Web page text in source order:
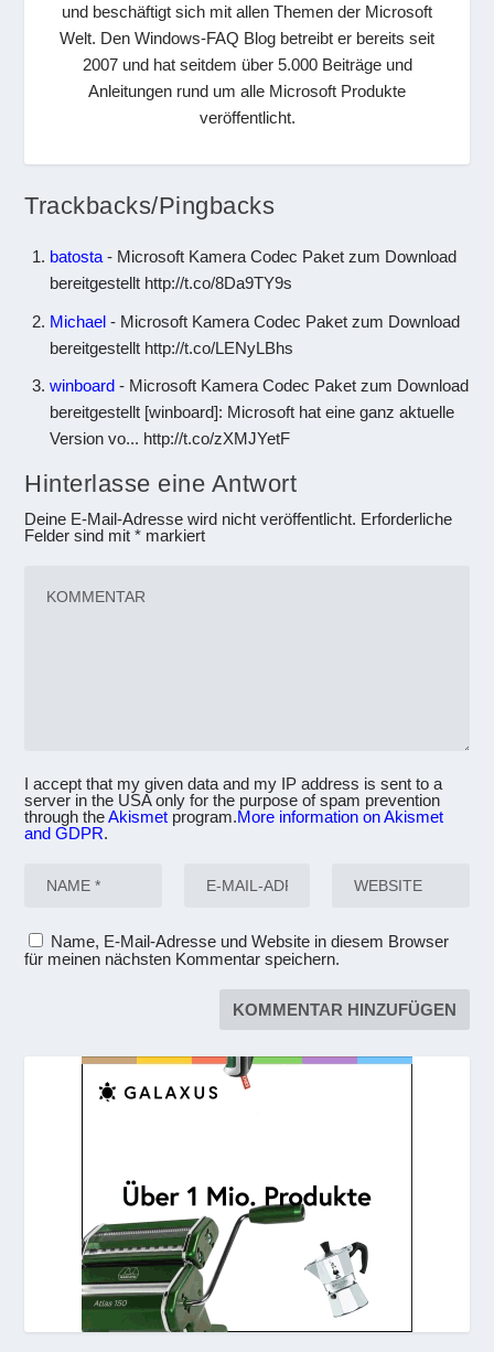
und beschäftigt sich mit allen Themen der Microsoft
Welt. Den Windows-FAQ Blog betreibt er bereits seit
2007 und hat seitdem über 5.000 Beiträge und
Anleitungen rund um alle Microsoft Produkte
veröffentlicht.
Trackbacks/Pingbacks
batosta- Microsoft Kamera Codec Paket zum Download
bereitgestellt http://t.co/8Da9TY9s
Michael- Microsoft Kamera Codec Paket zum Download
bereitgestellt http://t.co/LENyLBhs
winboard- Microsoft Kamera Codec Paket zum Download
bereitgestellt [winboard]: Microsoft hat eine ganz aktuelle
Version vo... http://t.co/zXMJYetF
Hinterlasse eine Antwort
Deine E-Mail-Adresse wird nicht veröffentlicht. Erforderliche
Felder sind mit* markiert
I accept that my given data and my IP address is sent to a
server in the USA only for the purpose of spam prevention
through theAkismet program.More information on Akismet
and GDPR.
Name, E-Mail-Adresse und Website in diesem Browser
für meinen nächsten Kommentar speichern.